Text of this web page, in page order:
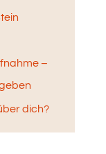
–
dich?